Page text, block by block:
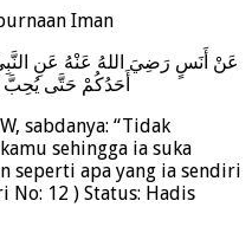
Iman
عَنْ أَنَسٍ رَضِيَ اللهُ عَنْهُ عَنِ
أَحَدُكُمْ حَتَّى يُحِبَّ
sabdanya: “Tidak
sehingga ia suka
seperti apa yang ia sendiri
No: 12 ) Status: Hadis